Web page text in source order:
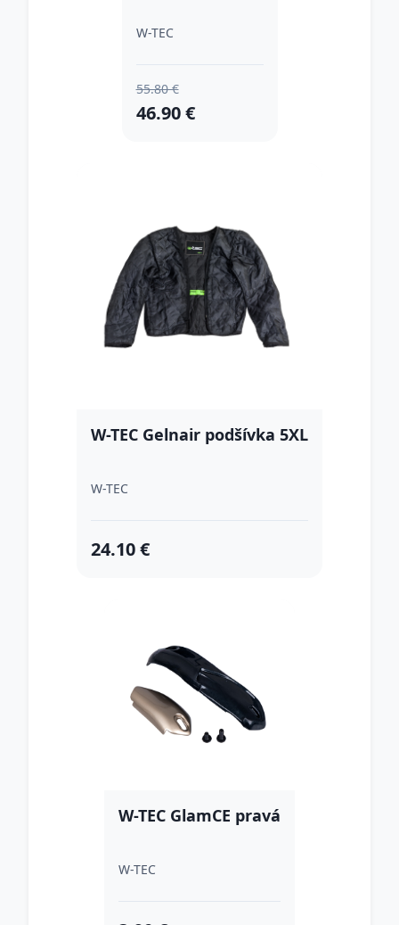
W-TEC
55.80 €
46.90 €
W-TEC Gelnair podšívka 5XL
W-TEC
24.10 €
W-TEC GlamCE pravá
W-TEC